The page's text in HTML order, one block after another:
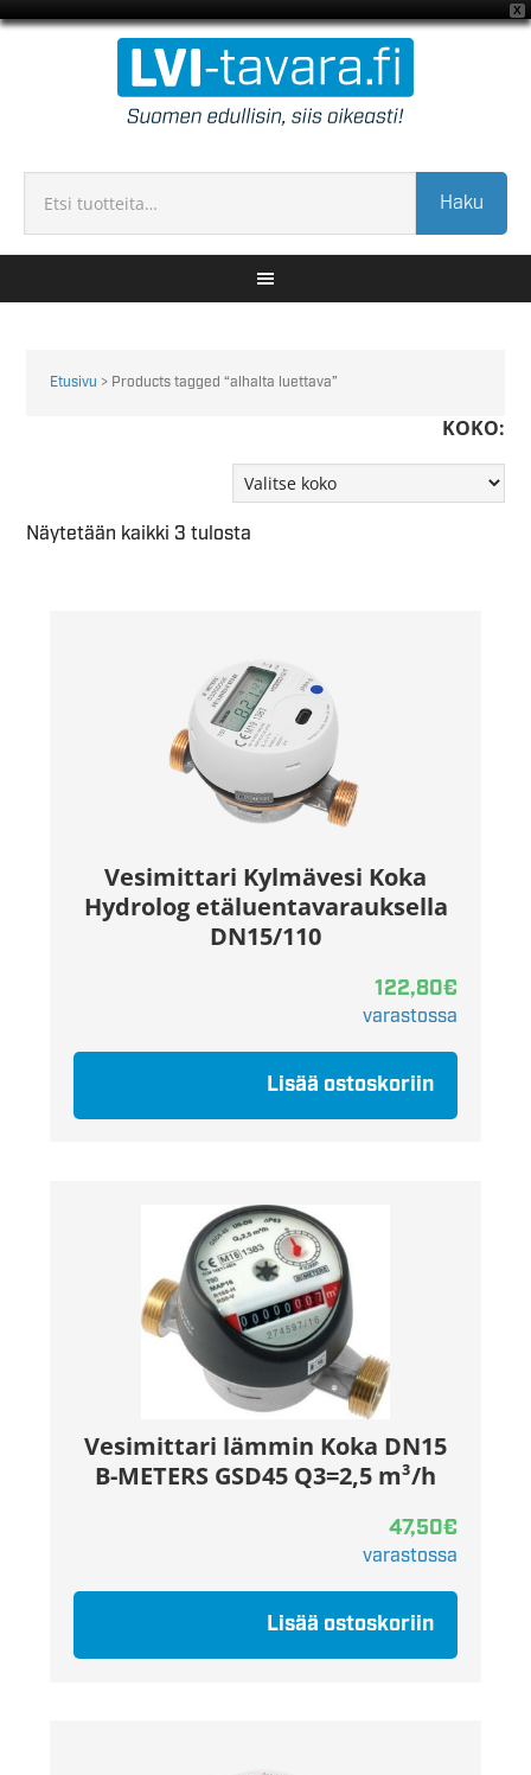
X
Haku
Etusivu > Products tagged “alhalta luettava”
KOKO:
Näytetään kaikki 3 tulosta
Vesimittari Kylmävesi Koka
Hydrolog etäluentavarauksella
DN15/110
122,80€
varastossa
Lisää ostoskoriin
Vesimittari lämmin Koka DN15
B-METERS GSD45 Q3=2,5 m³/h
47,50€
varastossa
Lisää ostoskoriin